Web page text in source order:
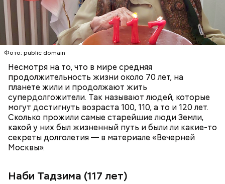
Фото: public domain
Несмотря на то, что в мире средняя
продолжительность жизни около 70 лет, на
планете жили и продолжают жить
супердолгожители. Так называют людей, которые
могут достигнуть возраста 100, 110, а то и 120 лет.
Сколько прожили самые старейшие люди Земли,
какой у них был жизненный путь и были ли какие-то
секреты долголетия — в материале «Вечерней
Москвы».
Наби Тадзима (117 лет)
Фото: public domain
ПЕНСИОНЕРЫ
ПОЖИЛЫЕ ЛЮДИ
РЕКОРДЫ